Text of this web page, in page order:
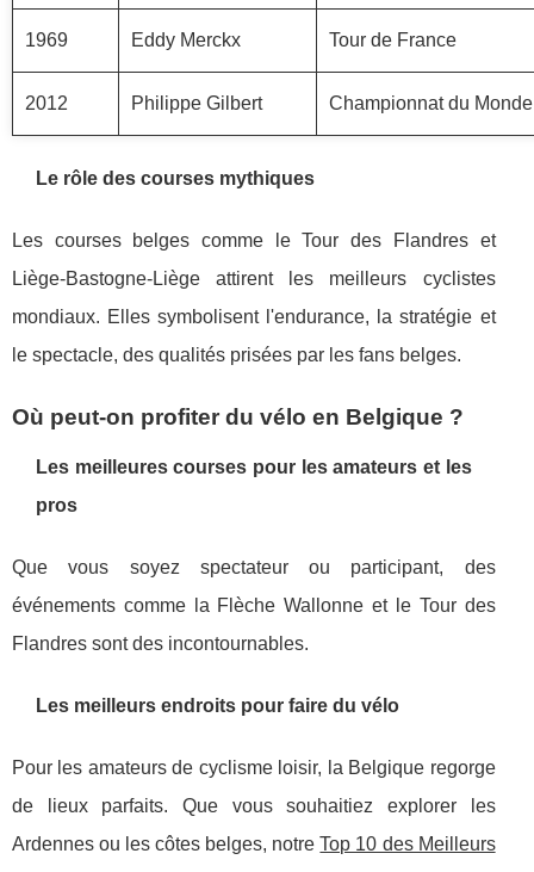
1969 Eddy Merckx Tour de France
2012 Philippe Gilbert Championnat du Monde
Le rôle des courses mythiques
Les courses belges comme le Tour des Flandres et
Liège-Bastogne-Liège attirent les meilleurs cyclistes
mondiaux. Elles symbolisent l'endurance, la stratégie et
le spectacle, des qualités prisées par les fans belges.
Où peut-on profiter du vélo en Belgique ?
Les meilleures courses pour les amateurs et les
pros
Que vous soyez spectateur ou participant, des
événements comme la Flèche Wallonne et le Tour des
Flandres sont des incontournables.
Les meilleurs endroits pour faire du vélo
Pour les amateurs de cyclisme loisir, la Belgique regorge
de lieux parfaits. Que vous souhaitiez explorer les
Ardennes ou les côtes belges, notreTop 10 des Meilleurs